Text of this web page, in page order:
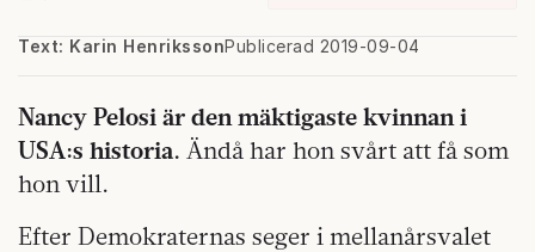
Text: Karin HenrikssonPublicerad 2019-09-04
Nancy Pelosi är den mäktigaste kvinnan i
USA:s historia. Ändå har hon svårt att få som
hon vill.
Efter Demokraternas seger i mellanårsvalet